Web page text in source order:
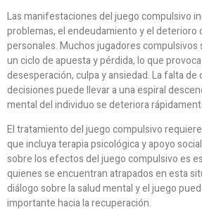
Las manifestaciones del juego compulsivo
problemas, el endeudamiento y el deterioro
personales. Muchos jugadores compulsivos
un ciclo de apuesta y pérdida, lo que
desesperación, culpa y ansiedad. La falta
decisiones puede llevar a una espiral
mental del individuo se deteriora
El tratamiento del juego compulsivo
que incluya terapia psicológica y apoyo
sobre los efectos del juego compulsivo es
quienes se encuentran atrapados en esta
diálogo sobre la salud mental y el juego
importante hacia la recuperación.